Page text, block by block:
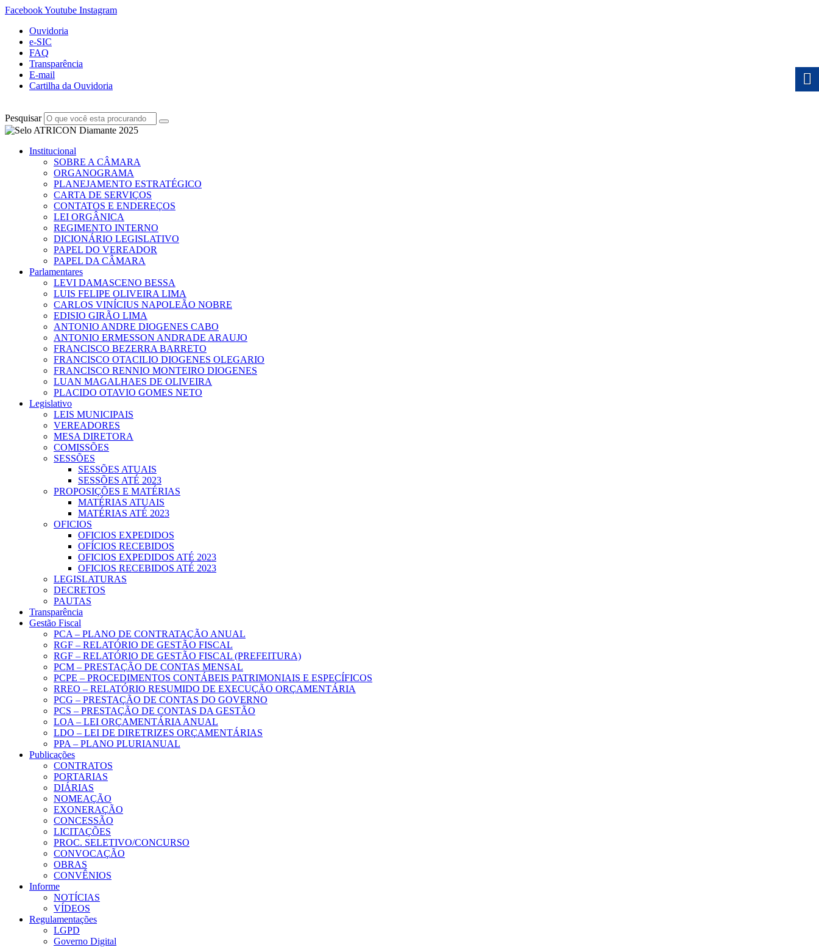
FacebookYoutube Instagram
Ouvidoria
e-SIC
FAQ
Transparência
E-mail
Cartilha da Ouvidoria
Pesquisar
Institucional
SOBRE A CÂMARA
ORGANOGRAMA
PLANEJAMENTO ESTRATÉGICO
CARTA DE SERVIÇOS
CONTATOS E ENDEREÇOS
LEI ORGÂNICA
REGIMENTO INTERNO
DICIONÁRIO LEGISLATIVO
PAPEL DO VEREADOR
PAPEL DA CÂMARA
Parlamentares
LEVI DAMASCENO BESSA
LUIS FELIPE OLIVEIRA LIMA
CARLOS VINÍCIUS NAPOLEÃO NOBRE
EDISIO GIRÃO LIMA
ANTONIO ANDRE DIOGENES CABO
ANTONIO ERMESSON ANDRADE ARAUJO
FRANCISCO BEZERRA BARRETO
FRANCISCO OTACILIO DIOGENES OLEGARIO
FRANCISCO RENNIO MONTEIRO DIOGENES
LUAN MAGALHAES DE OLIVEIRA
PLACIDO OTAVIO GOMES NETO
Legislativo
LEIS MUNICIPAIS
VEREADORES
MESA DIRETORA
COMISSÕES
SESSÕES
SESSÕES ATUAIS
SESSÕES ATÉ 2023
PROPOSIÇÕES E MATÉRIAS
MATÉRIAS ATUAIS
MATÉRIAS ATÉ 2023
OFICIOS
OFICIOS EXPEDIDOS
OFÍCIOS RECEBIDOS
OFICIOS EXPEDIDOS ATÉ 2023
OFICIOS RECEBIDOS ATÉ 2023
LEGISLATURAS
DECRETOS
PAUTAS
Transparência
Gestão Fiscal
PCA – PLANO DE CONTRATAÇÃO ANUAL
RGF – RELATÓRIO DE GESTÃO FISCAL
RGF – RELATÓRIO DE GESTÃO FISCAL (PREFEITURA)
PCM – PRESTAÇÃO DE CONTAS MENSAL
PCPE – PROCEDIMENTOS CONTÁBEIS PATRIMONIAIS E ESPECÍFICOS
RREO – RELATÓRIO RESUMIDO DE EXECUÇÃO ORÇAMENTÁRIA
PCG – PRESTAÇÃO DE CONTAS DO GOVERNO
PCS – PRESTAÇÃO DE CONTAS DA GESTÃO
LOA – LEI ORÇAMENTÁRIA ANUAL
LDO – LEI DE DIRETRIZES ORÇAMENTÁRIAS
PPA – PLANO PLURIANUAL
Publicações
CONTRATOS
PORTARIAS
DIÁRIAS
NOMEAÇÃO
EXONERAÇÃO
CONCESSÃO
LICITAÇÕES
PROC. SELETIVO/CONCURSO
CONVOCAÇÃO
OBRAS
CONVÊNIOS
Informe
NOTÍCIAS
VÍDEOS
Regulamentações
LGPD
Governo Digital